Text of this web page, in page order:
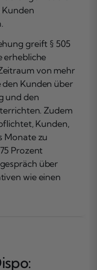
Kunden
greift § 505
erhebliche
von mehr
den Kunden über
und den
Zudem
Kunden,
Monate zu
Prozent
über
wie einen